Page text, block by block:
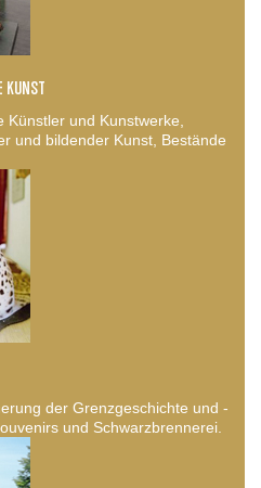
KUNST
und Kunstwerke,
und bildender Kunst, Bestände
der Grenzgeschichte und -
und Schwarzbrennerei.